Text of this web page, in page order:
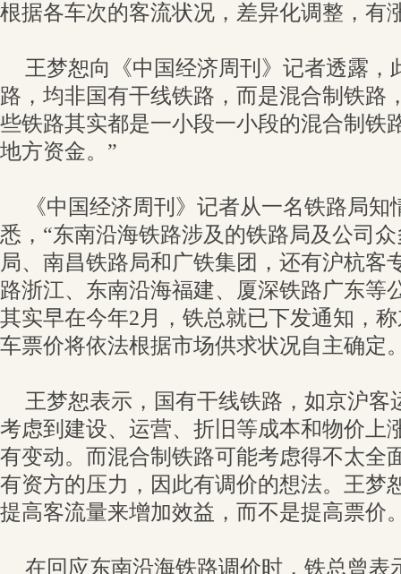
根据各车次的客流状况，差异化调整，有
王梦恕向《中国经济周刊》记者透露，
路，均非国有干线铁路，而是混合制铁路
些铁路其实都是一小段一小段的混合制铁
地方资金。”
《中国经济周刊》记者从一名铁路局
悉，“东南沿海铁路涉及的铁路局及公司
局、南昌铁路局和广铁集团，还有沪杭客
路浙江、东南沿海福建、厦深铁路广东等
其实早在今年2月，铁总就已下发通知，
车票价将依法根据市场供求状况自主确定
王梦恕表示，国有干线铁路，如京沪客
考虑到建设、运营、折旧等成本和物价上
有变动。而混合制铁路可能考虑得不太全
有资方的压力，因此有调价的想法。王梦
提高客流量来增加效益，而不是提高票价
在回应东南沿海铁路调价时，铁总曾表